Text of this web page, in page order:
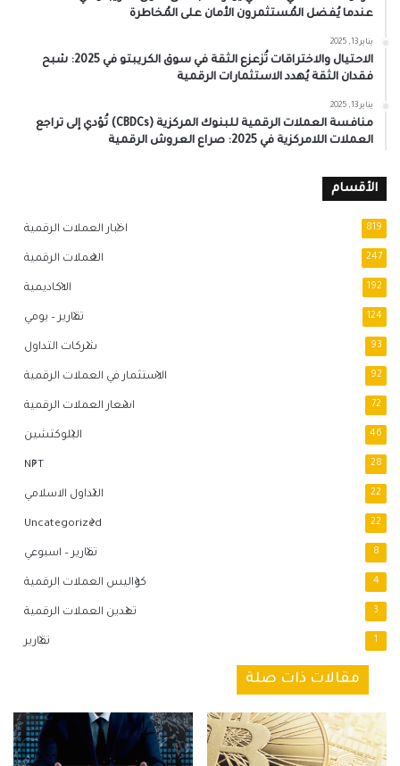
عندما يُفضل المُستثمرون الأمان على المُخاطرة
يناير 13, 2025
الاحتيال والاختراقات تُزعزع الثقة في سوق الكريبتو في 2025: شبح
فقدان الثقة يُهدد الاستثمارات الرقمية
يناير 13, 2025
منافسة العملات الرقمية للبنوك المركزية (CBDCs) تُؤدي إلى تراجع
العملات اللامركزية في 2025: صراع العروش الرقمية
الأقسام
اخبار العملات الرقمية 819
العملات الرقمية 247
الاكاديمية 192
تقارير – يومي 124
شركات التداول 93
الاستثمار في العملات الرقمية 92
اسعار العملات الرقمية 72
البلوكتشين 46
NFT 28
التداول الاسلامي 22
Uncategorized 22
تقارير – اسبوعي 8
كواليس العملات الرقمية 4
تعدين العملات الرقمية 3
تقارير 1
مقالات ذات صلة